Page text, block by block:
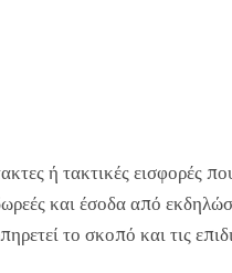
ή τακτικές εισφορές
και έσοδα από
το σκοπό και τις